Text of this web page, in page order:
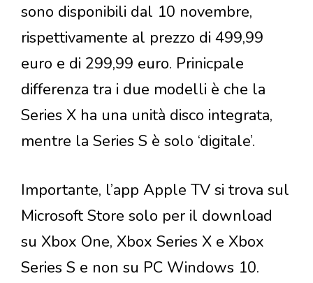
sono disponibili dal 10 novembre,
rispettivamente al prezzo di 499,99
euro e di 299,99 euro. Prinicpale
differenza tra i due modelli è che la
Series X ha una unità disco integrata,
mentre la Series S è solo ‘digitale’.
Importante, l’app Apple TV si trova sul
Microsoft Store solo per il download
su Xbox One, Xbox Series X e Xbox
Series S e non su PC Windows 10.